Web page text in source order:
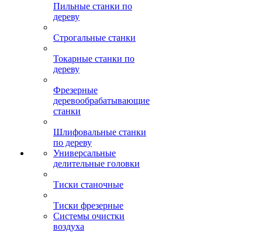
Пильные станки по
дереву
Строгальные станки
Токарные станки по
дереву
Фрезерные
деревообрабатывающие
станки
Шлифовальные станки
по дереву
Универсальные
делительные головки
Тиски станочные
Тиски фрезерные
Системы очистки
воздуха